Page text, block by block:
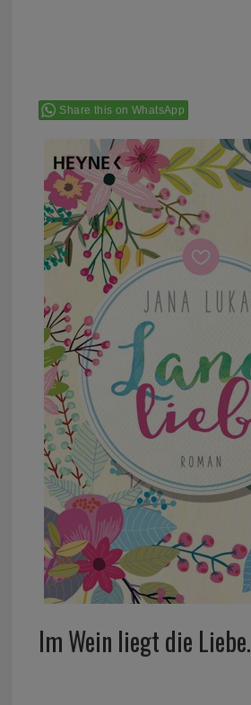
Share this on WhatsApp
Im Wein liegt die Liebe.